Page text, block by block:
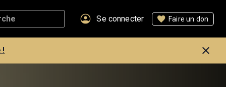
Se connecter Faire un don
!